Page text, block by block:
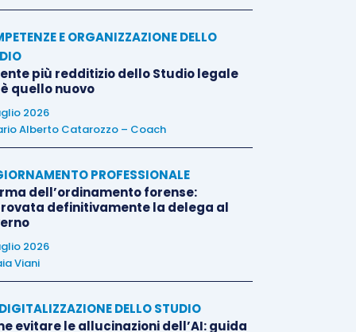
E ORGANIZZAZIONE DELLO
più redditizio dello Studio legale
quello nuovo
2026
Alberto Catarozzo – Coach
PROFESSIONALE
dell’ordinamento forense:
definitivamente la delega al
2026
Viani
DELLO STUDIO
evitare le allucinazioni dell’AI: guida